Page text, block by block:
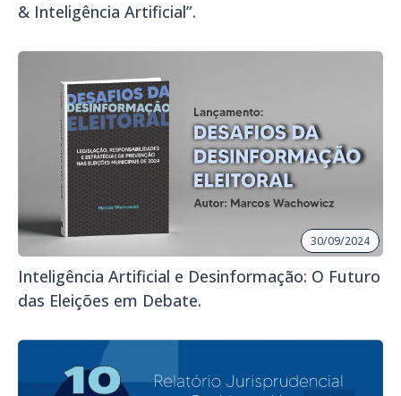
& Inteligência Artificial”.
30/09/2024
Inteligência Artificial e Desinformação: O Futuro
das Eleições em Debate.